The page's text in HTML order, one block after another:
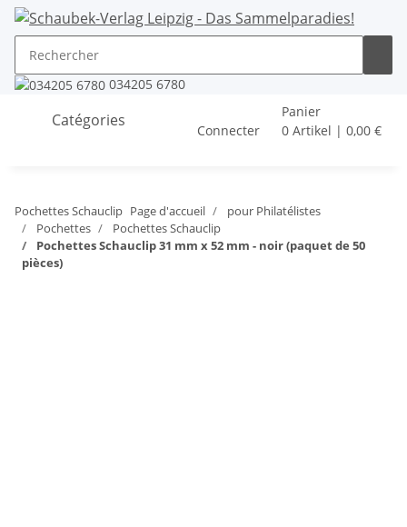
034205 6780
Catégories
Connecter
Panier
0 Artikel | 0,00 €
Pochettes Schauclip Page d'accueil
pour Philatélistes
Pochettes
Pochettes Schauclip
Pochettes Schauclip 31 mm x 52 mm - noir (paquet de 50
pièces)